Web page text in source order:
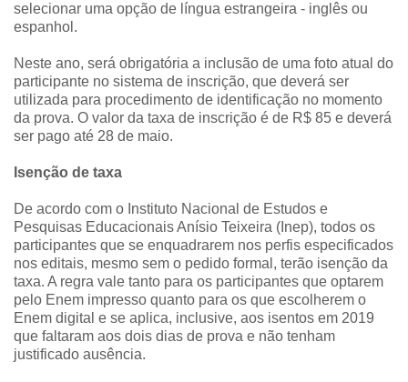
selecionar uma opção de língua estrangeira - inglês ou
espanhol.
Neste ano, será obrigatória a inclusão de uma foto atual do
participante no sistema de inscrição, que deverá ser
utilizada para procedimento de identificação no momento
da prova. O valor da taxa de inscrição é de R$ 85 e deverá
ser pago até 28 de maio.
Isenção de taxa
De acordo com o Instituto Nacional de Estudos e
Pesquisas Educacionais Anísio Teixeira (Inep), todos os
participantes que se enquadrarem nos perfis especificados
nos editais, mesmo sem o pedido formal, terão isenção da
taxa. A regra vale tanto para os participantes que optarem
pelo Enem impresso quanto para os que escolherem o
Enem digital e se aplica, inclusive, aos isentos em 2019
que faltaram aos dois dias de prova e não tenham
justificado ausência.